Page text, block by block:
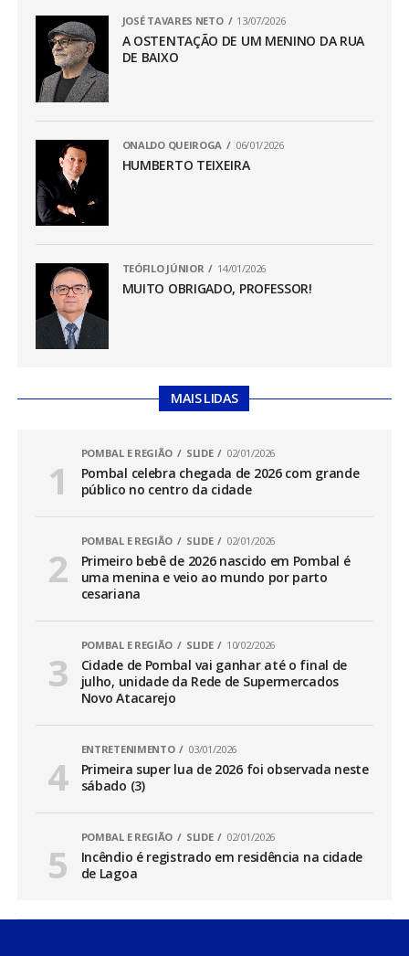
JOSÉ TAVARES NETO 13/07/2026
A OSTENTAÇÃO DE UM MENINO DA RUA
DE BAIXO
ONALDO QUEIROGA 06/01/2026
HUMBERTO TEIXEIRA
TEÓFILO JÚNIOR 14/01/2026
MUITO OBRIGADO, PROFESSOR!
MAIS LIDAS
POMBAL E REGIÃO SLIDE 02/01/2026
Pombal celebra chegada de 2026 com grande
público no centro da cidade
POMBAL E REGIÃO SLIDE 02/01/2026
Primeiro bebê de 2026 nascido em Pombal é
uma menina e veio ao mundo por parto
cesariana
POMBAL E REGIÃO SLIDE 10/02/2026
Cidade de Pombal vai ganhar até o final de
julho, unidade da Rede de Supermercados
Novo Atacarejo
ENTRETENIMENTO 03/01/2026
Primeira super lua de 2026 foi observada neste
sábado (3)
POMBAL E REGIÃO SLIDE 02/01/2026
Incêndio é registrado em residência na cidade
de Lagoa